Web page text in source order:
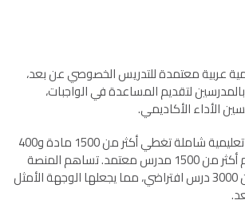
عربية معتمدة للتدريس الخصوصي عن بعد،
لتقديم المساعدة في الواجبات،
الأداء الأكاديمي.
تقدم المنصة خدمات تعليمية شاملة تغطي أكثر من 1500 مادة و400
تخصص، مع فريق يضم أكثر من 1500 مدرس معتمد. تساهم المنصة
شهريًا في حجز أكثر من 3000 درس افتراضي، مما يجعلها الوجهة الأمثل